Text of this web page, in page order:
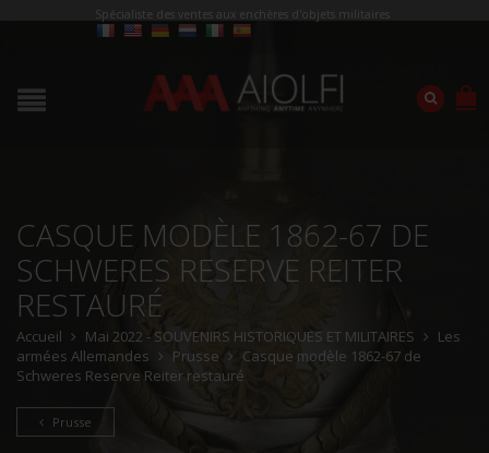
Spécialiste des ventes aux enchères d'objets militaires
CASQUE MODÈLE 1862-67 DE
SCHWERES RESERVE REITER
RESTAURÉ
Accueil Mai 2022 - SOUVENIRS HISTORIQUES ET MILITAIRES
Les
armées Allemandes
Prusse
Casque modèle 1862-67 de
Schweres Reserve Reiter restauré
Prusse